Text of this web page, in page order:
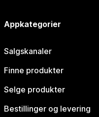
Appkategorier
Salgskanaler
Finne produkter
Selge produkter
Bestillinger og levering